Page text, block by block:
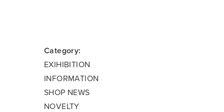
Category:
EXIHIBITION
INFORMATION
SHOP NEWS
NOVELTY